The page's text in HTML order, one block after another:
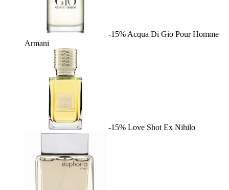
-15% Acqua Di Gio Pour Homme
Armani
-15% Love Shot Ex Nihilo